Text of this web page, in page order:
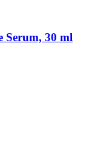
Serum, 30 ml